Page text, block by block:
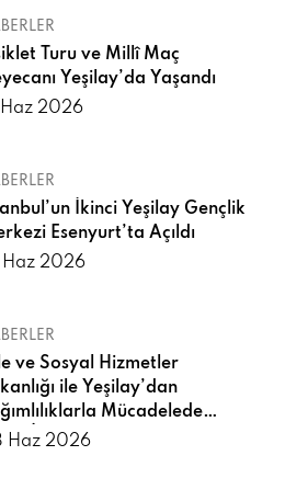
Turu ve Millî Maç
Yeşilay’da Yaşandı
Haz 2026
İkinci Yeşilay Gençlik
Esenyurt’ta Açıldı
Haz 2026
ve Sosyal Hizmetler
ile Yeşilay’dan
Mücadelede
İş Birliği
Haz 2026